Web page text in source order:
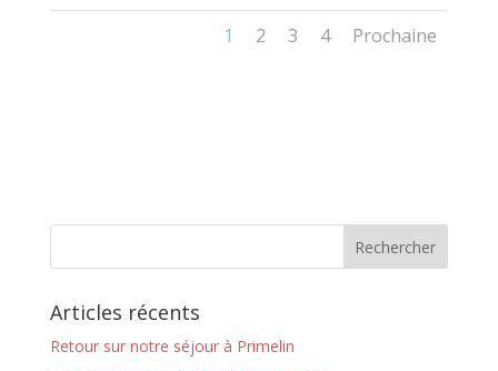
1 2 3 4 Prochaine
Articles récents
Retour sur notre séjour à Primelin